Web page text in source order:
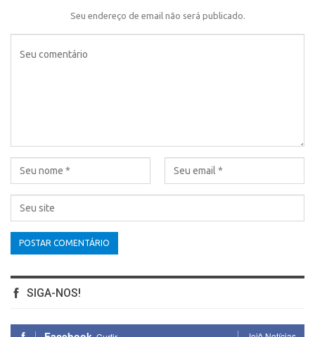
Seu endereço de email não será publicado.
SIGA-NOS!